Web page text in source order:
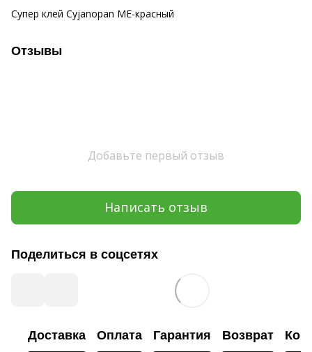
Супер клей Cyjanopan ME-красный
Отзывы
Добавьте первый отзыв
Написать отзыв
Поделиться в соцсетях
Доставка Оплата Гарантия Возврат